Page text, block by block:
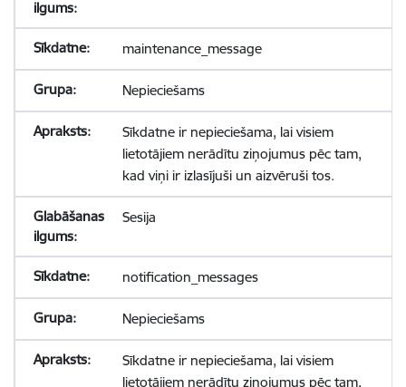
maintenance_message
Nepieciešams
Sīkdatne ir nepieciešama, lai visiem
lietotājiem nerādītu ziņojumus pēc tam,
kad viņi ir izlasījuši un aizvēruši tos.
Sesija
notification_messages
Nepieciešams
Sīkdatne ir nepieciešama, lai visiem
lietotājiem nerādītu ziņojumus pēc tam,